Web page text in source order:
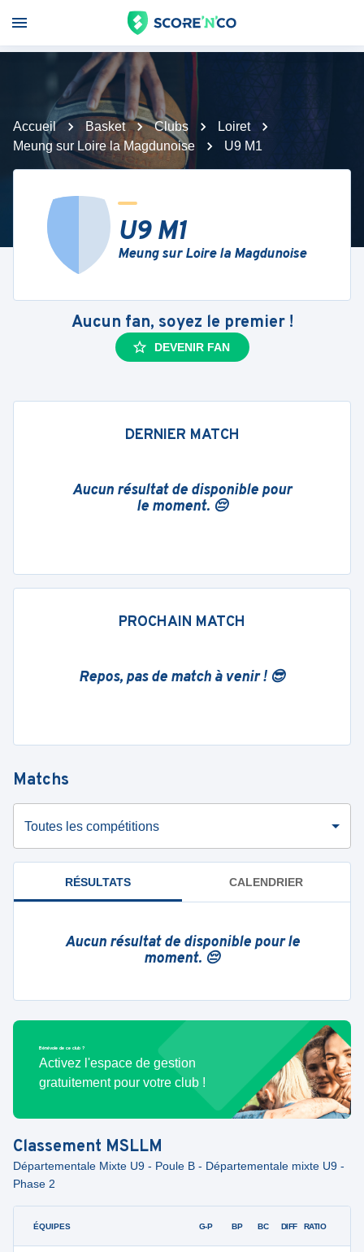
Accueil Basket Clubs
Loiret
Meung sur Loire la Magdunoise
U9 M1
U9 M1
Meung sur Loire la Magdunoise
Aucun fan, soyez le premier !
DEVENIR FAN
DERNIER MATCH
Aucun résultat de disponible pour
le moment. 😔
PROCHAIN MATCH
Repos, pas de match à venir ! 😎
Matchs
Toutes les compétitions
RÉSULTATS CALENDRIER
Aucun résultat de disponible pour le
moment. 😔
Bénévole de ce club ?
Activez l'espace de gestion
gratuitement pour votre club !
Classement MSLLM
Départementale Mixte U9 - Poule B - Départementale mixte U9 -
Phase 2
ÉQUIPES G-P BP BC DIFF RATIO